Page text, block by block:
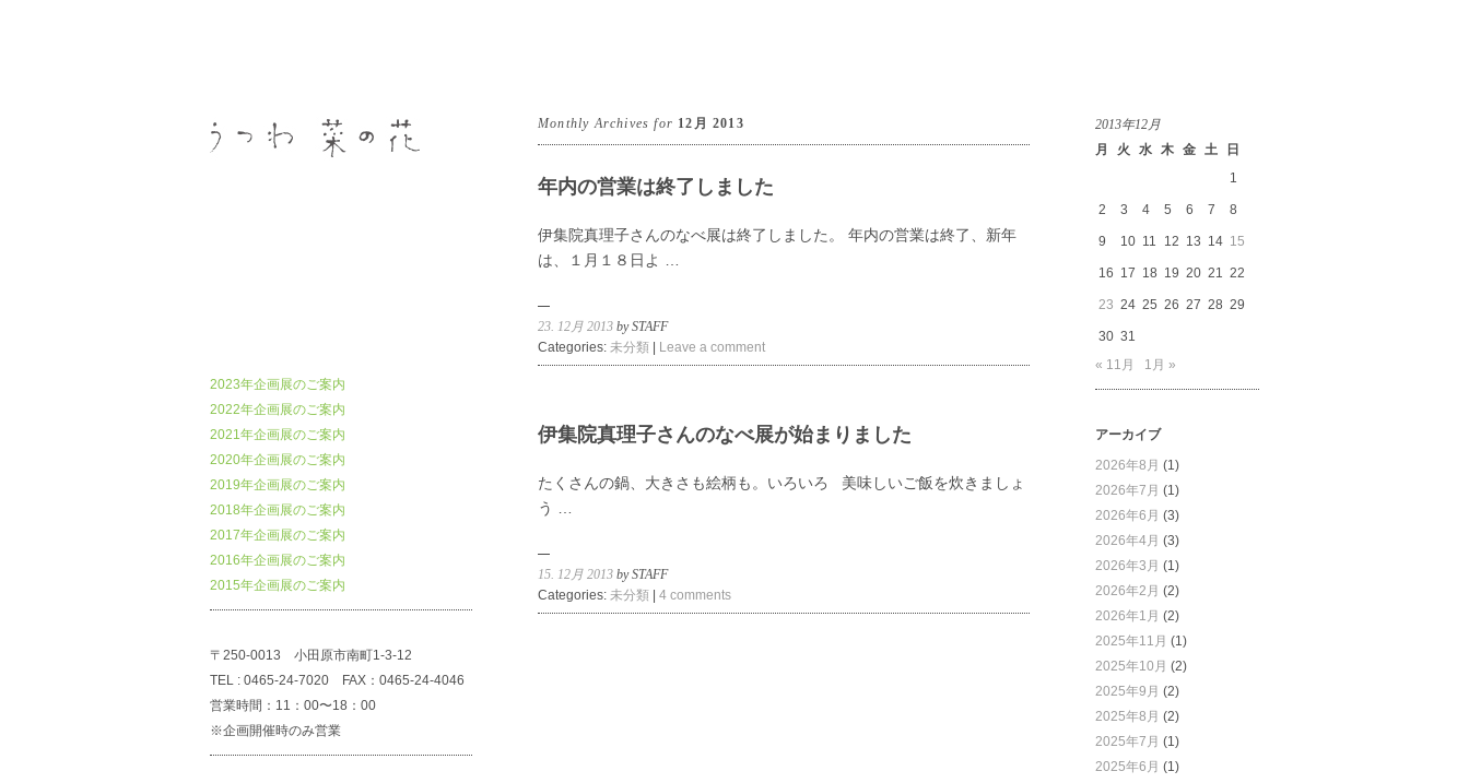
2023年企画展のご案内
2022年企画展のご案内
2021年企画展のご案内
2020年企画展のご案内
2019年企画展のご案内
2018年企画展のご案内
2017年企画展のご案内
2016年企画展のご案内
2015年企画展のご案内
〒250-0013 小田原市南町1-3-12
TEL : 0465-24-7020 FAX：0465-24-4046
営業時間：11：00〜18：00
※企画開催時のみ営業
Monthly Archives for 12月 2013
年内の営業は終了しました
伊集院真理子さんのなべ展は終了しました。 年内の営業は終了、新年
は、１月１８日よ …
23. 12月 2013 by STAFF
Categories: 未分類 Leave a comment
伊集院真理子さんのなべ展が始まりました
たくさんの鍋、大きさも絵柄も。いろいろ 美味しいご飯を炊きましょ
う …
15. 12月 2013 by STAFF
Categories: 未分類 4 comments
2013年12月
月
火 水 木 金 土
日
1
2 3 4 5 6 7 8
9 10 11 12 13 14 15
16 17 18 19 20 21 22
23 24 25 26 27 28 29
30 31
« 11月
1月 »
アーカイブ
2026年8月 (1)
2026年7月 (1)
2026年6月 (3)
2026年4月 (3)
2026年3月 (1)
2026年2月 (2)
2026年1月 (2)
2025年11月 (1)
2025年10月 (2)
2025年9月 (2)
2025年8月 (2)
2025年7月 (1)
2025年6月 (1)